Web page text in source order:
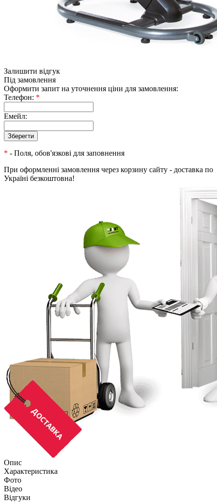
Залишити відгук
Під замовлення
Оформити запит на уточнення ціни для замовлення:
Телефон: *
Емейл:
* - Поля, обов'язкові для заповнення
При оформленні замовлення через корзину сайту - доставка по
Україні безкоштовна!
Опис
Характеристика
Фото
Відео
Відгуки